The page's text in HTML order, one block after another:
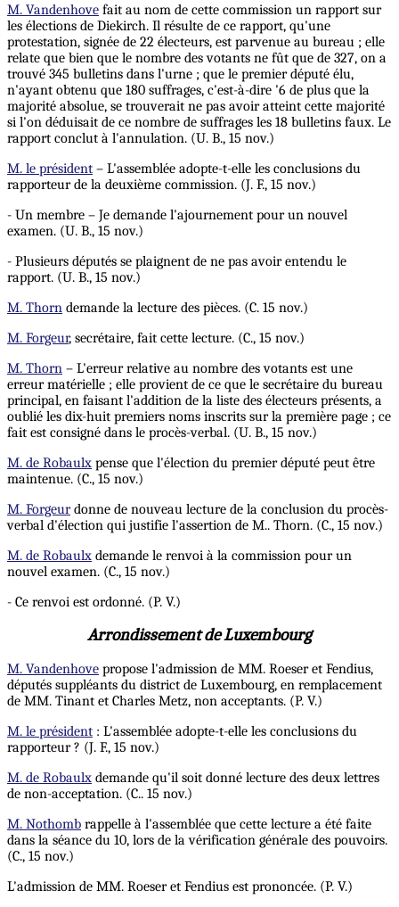
M. Vandenhove fait au nom de cette commission un rapport sur
les élections de Diekirch. Il résulte de ce rapport, qu'une
protestation, signée de 22 électeurs, est parvenue au bureau ; elle
relate que bien que le nombre des votants ne fût que de 327, on a
trouvé 345 bulletins dans l'urne ; que le premier député élu,
n'ayant obtenu que 180 suffrages, c'est-à-dire '6 de plus que la
majorité absolue, se trouverait ne pas avoir atteint cette majorité
si l'on déduisait de ce nombre de suffrages les 18 bulletins faux. Le
rapport conclut à l'annulation. (U. B., 15 nov.)
M. le président – L'assemblée adopte-t-elle les conclusions du
rapporteur de la deuxième commission. (J. F., 15 nov.)
- Un membre – Je demande l'ajournement pour un nouvel
examen. (U. B., 15 nov.)
- Plusieurs députés se plaignent de ne pas avoir entendu le
rapport. (U. B., 15 nov.)
M. Thorn demande la lecture des pièces. (C. 15 nov.)
M. Forgeur, secrétaire, fait cette lecture. (C., 15 nov.)
M. Thorn – L'erreur relative au nombre des votants est une
erreur matérielle ; elle provient de ce que le secrétaire du bureau
principal, en faisant l'addition de la liste des électeurs présents, a
oublié les dix-huit premiers noms inscrits sur la première page ; ce
fait est consigné dans le procès-verbal. (U. B., 15 nov.)
M. de Robaulx pense que l'élection du premier député peut être
maintenue. (C., 15 nov.)
M. Forgeurdonne de nouveau lecture de la conclusion du procès-
verbal d'élection qui justifie l'assertion de M.. Thorn. (C., 15 nov.)
M. de Robaulx demande le renvoi à la commission pour un
nouvel examen. (C., 15 nov.)
- Ce renvoi est ordonné. (P. V.)
Arrondissement de Luxembourg
M. Vandenhove propose l'admission de MM. Roeser et Fendius,
députés suppléants du district de Luxembourg, en remplacement
de MM. Tinant et Charles Metz, non acceptants. (P. V.)
M. le président : L'assemblée adopte-t-elle les conclusions du
rapporteur ? (J. F., 15 nov.)
M. de Robaulx demande qu'il soit donné lecture des deux lettres
de non-acceptation. (C.. 15 nov.)
M. Nothomb rappelle à l'assemblée que cette lecture a été faite
dans la séance du 10, lors de la vérification générale des pouvoirs.
(C., 15 nov.)
L'admission de MM. Roeser et Fendius est prononcée. (P. V.)